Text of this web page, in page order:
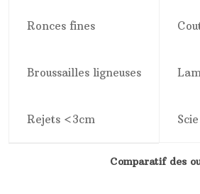
Comparatif des
Ronces fines
Broussailles ligneuses
Rejets <3cm